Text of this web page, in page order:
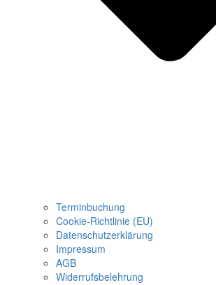
Terminbuchung
Cookie-Richtlinie (EU)
Datenschutzerklärung
Impressum
AGB
Widerrufsbelehrung